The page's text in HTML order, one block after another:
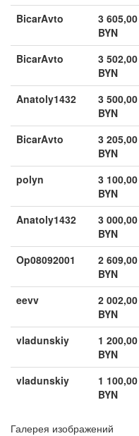
BicarAvto
3 605,00
BYN
BicarAvto
3 502,00
BYN
Anatoly1432
3 500,00
BYN
BicarAvto
3 205,00
BYN
polyn
3 100,00
BYN
Anatoly1432
3 000,00
BYN
Op08092001
2 609,00
BYN
eevv
2 002,00
BYN
vladunskiy
1 200,00
BYN
vladunskiy
1 100,00
BYN
Галерея изображений